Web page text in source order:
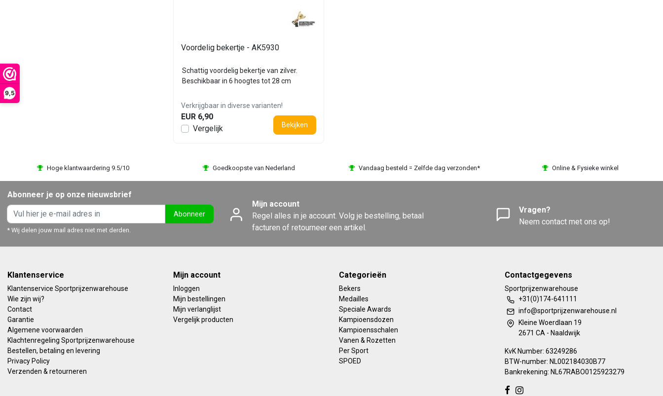
9,5
Voordelig bekertje - AK5930
Schattig voordelig bekertje van zilver.
Beschikbaar in 6 hoogtes tot 28 cm
Verkrijgbaar in diverse varianten!
EUR 6,90
Vergelijk
Bekijken
Hoge klantwaardering 9.5/10 Goedkoopste van Nederland Vandaag besteld = Zelfde dag verzonden* Online & Fysieke winkel
Abonneer je op onze nieuwsbrief
Abonneer
* Wij delen jouw mail adres niet met derden.
Mijn account
Regel alles in je account. Volg je bestelling, betaal
facturen of retourneer een artikel.
Vragen?
Neem contact met ons op!
Klantenservice
Klantenservice Sportprijzenwarehouse
Wie zijn wij?
Contact
Garantie
Algemene voorwaarden
Klachtenregeling Sportprijzenwarehouse
Bestellen, betaling en levering
Privacy Policy
Verzenden & retourneren
Mijn account
Inloggen
Mijn bestellingen
Mijn verlanglijst
Vergelijk producten
Categorieën
Bekers
Medailles
Speciale Awards
Kampioensdozen
Kampioensschalen
Vanen & Rozetten
Per Sport
SPOED
Contactgegevens
Sportprijzenwarehouse
+31(0)174-641111
info@sportprijzenwarehouse.nl
Kleine Woerdlaan 19
2671 CA - Naaldwijk
KvK Number: 63249286
BTW-number: NL002184030B77
Bankrekening: NL67RABO0125923279